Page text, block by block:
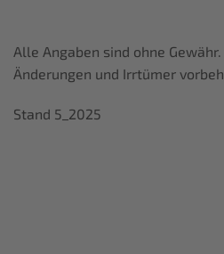
Alle Angaben sind ohne Gewähr.
Änderungen und Irrtümer
Stand 5_2025